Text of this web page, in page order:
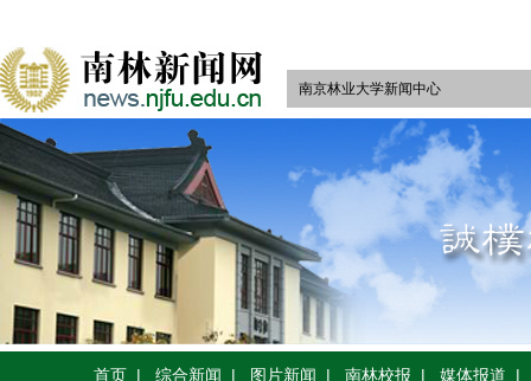
南京林业大学新闻中心
首页 | 综合新闻 | 图片新闻 | 南林校报 | 媒体报道 |